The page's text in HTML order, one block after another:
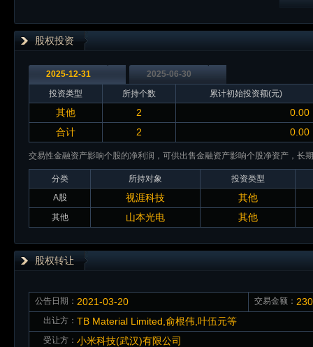
股权投资
2025-12-31
2025-06-30
投资类型
所持个数 累计初始投资额(元)
其他 2
0.00
合计
2 0.00
交易性金融资产影响个股的净利润，可供出售金融资产影响个股净资产，
分类 所持对象
投资类型
A股
视涯科技 其他
其他 山本光电 其他
股权转让
公告日期： 2021-03-20 交易金额：
出让方： TB Material Limited,俞根伟,叶伍元等
受让方： 小米科技(武汉)有限公司